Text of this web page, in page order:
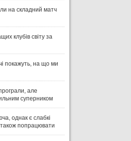
на складний матч
клубів світу за
покажуть, на що ми
але
суперником
однак є слабкі
попрацювати